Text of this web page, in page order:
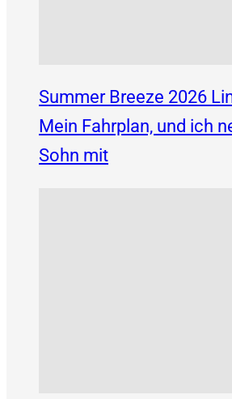
Summer Breeze 2026
Mein Fahrplan, und ich
Sohn mit